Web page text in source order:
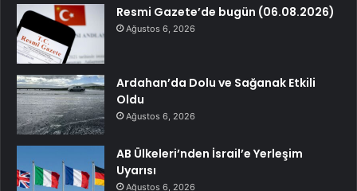
Resmi Gazete’de bugün (06.08.2026)
Ağustos 6, 2026
Ardahan’da Dolu ve Sağanak Etkili
Oldu
Ağustos 6, 2026
AB Ülkeleri’nden İsrail’e Yerleşim
Uyarısı
Ağustos 6, 2026